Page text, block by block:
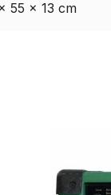
55 × 13 cm